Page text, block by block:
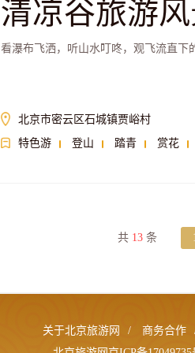
清凉谷旅游
看瀑布飞洒，听山水叮咚，观飞流直下
北京市密云区石城镇贾峪村
特色游
登山 踏青 赏花
共 13 条
关于北京旅游网 / 商务合作